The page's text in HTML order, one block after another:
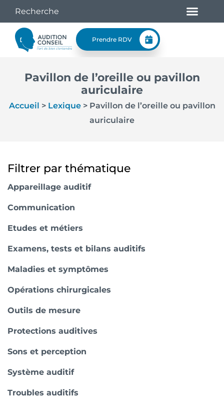
Prendre RDV
Pavillon de l’oreille ou pavillon
auriculaire
Accueil > Lexique> Pavillon de l’oreille ou pavillon
auriculaire
Filtrer par thématique
Appareillage auditif
Communication
Etudes et métiers
Examens, tests et bilans auditifs
Maladies et symptômes
Opérations chirurgicales
Outils de mesure
Protections auditives
Sons et perception
Système auditif
Troubles auditifs